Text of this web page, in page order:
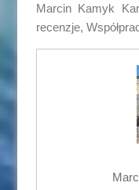
Marcin Kamyk
recenzje,